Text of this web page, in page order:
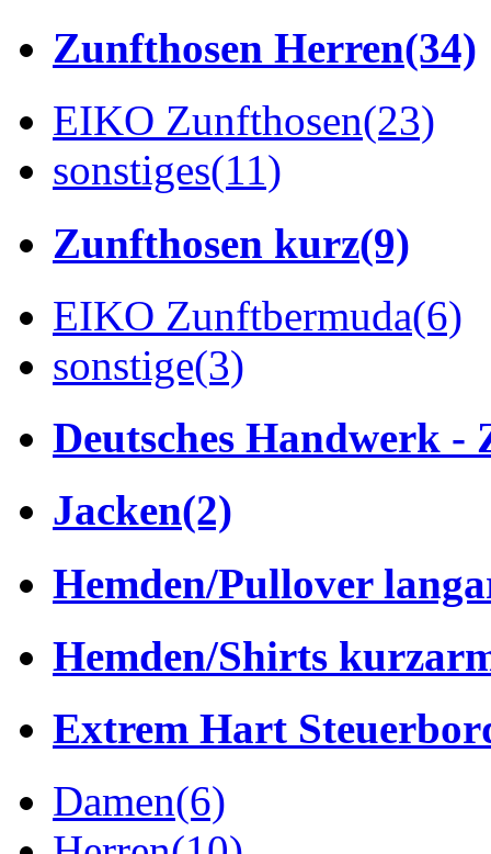
Zunfthosen Herren(34)
EIKO Zunfthosen(23)
sonstiges(11)
Zunfthosen kurz(9)
EIKO Zunftbermuda(6)
sonstige(3)
Deutsches Handwerk -
Jacken(2)
Hemden/Pullover
Hemden/Shirts
Extrem Hart
Damen(6)